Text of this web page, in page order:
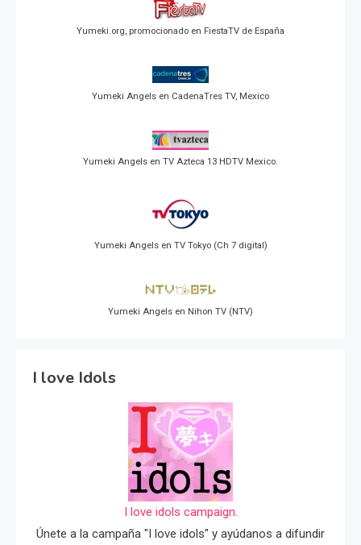
Yumeki.org, promocionado en FiestaTV de España
Yumeki Angels en CadenaTres TV, Mexico
Yumeki Angels en TV Azteca 13 HDTV Mexico.
Yumeki Angels en TV Tokyo (Ch 7 digital)
Yumeki Angels en Nihon TV (NTV)
I love Idols
I love idols campaign.
Únete a la campaña "I love idols" y ayúdanos a difundir